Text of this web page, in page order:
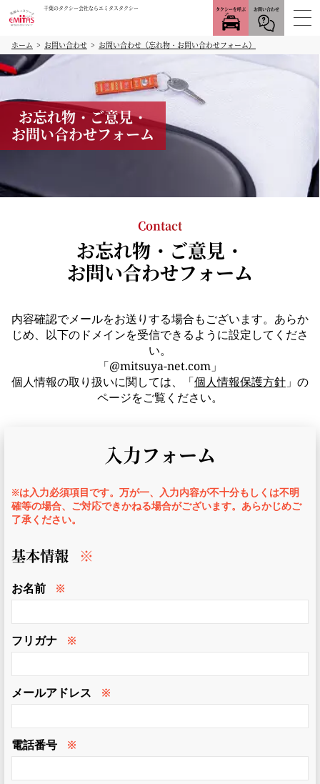
千葉のタクシー会社ならエミタスタクシー タクシーを呼ぶ お問い合わせ
ホーム お問い合わせ お問い合わせ（忘れ物・お問い合わせフォーム）
お忘れ物・ご意見・
お問い合わせフォーム
Contact
お忘れ物・ご意見・
お問い合わせフォーム
内容確認でメールをお送りする場合もございます。あらか
じめ、以下のドメインを受信できるように設定してくださ
い。
「@mitsuya-net.com」
個人情報の取り扱いに関しては、「個人情報保護方針 」の
ページをご覧ください。
入力フォーム
※は入力必須項目です。万が一、入力内容が不十分もしくは不明
確等の場合、ご対応できかねる場合がございます。あらかじめご
了承ください。
基本情報 ※
お名前 ※
フリガナ ※
メールアドレス ※
電話番号 ※